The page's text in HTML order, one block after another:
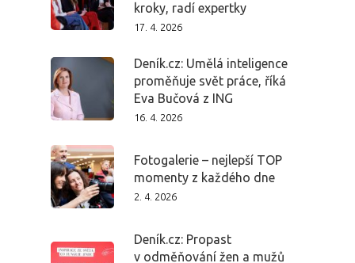
kroky, radí expertky
17. 4. 2026
Deník.cz: Umělá inteligence
proměňuje svět práce, říká
Eva Bučová z ING
16. 4. 2026
Fotogalerie – nejlepší TOP
momenty z každého dne
2. 4. 2026
Deník.cz: Propast
v odměňování žen a mužů